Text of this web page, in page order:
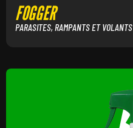
FOGGER
PARASITES, RAMPANTS ET VOLANTS